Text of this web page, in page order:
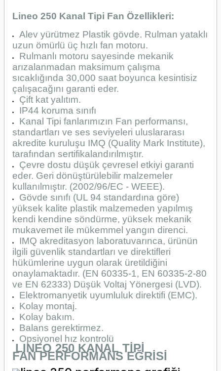
Lineo 250 Kanal Tipi Fan Özellikleri:
Alev yürütmez Plastik gövde. Rulman yataklı
uzun ömürlü üç hızlı fan motoru.
Rulmanlı motoru sayesinde mekanik
arızalanmadan maksimum çalışma
sıcaklığında 30,000 saat boyunca kesintisiz
çalışacağını garanti eder.
Çift kat yalıtım.
IP44 koruma sınıfı
Kanal Tipi fanlarımızın Fan performansı,
standartları ve ses seviyeleri uluslararası
akredite kuruluşu IMQ (Quality Mark Institute),
tarafından sertifikalandırılmıştır.
Çevre dostu düşük çevresel etkiyi garanti
eder. Geri dönüştürülebilir malzemeler
kullanılmıştır. (2002/96/EC - WEEE).
Gövde sınıfı (UL 94 standardına göre)
yüksek kalite plastik malzemeden yapılmış
kendi kendine söndürme, yüksek mekanik
mukavemet ile mükemmel yangın direnci.
IMQ akreditasyon laboratuvarınca, ürünün
ilgili güvenlik standartları ve direktifleri
hükümlerine uygun olarak üretildiğini
onaylamaktadır. (EN 60335-1, EN 60335-2-80
ve EN 62333) Düşük Voltaj Yönergesi (LVD).
Elektromanyetik uyumluluk direktifi (EMC).
Kolay montaj.
Kolay bakım.
Balans gerektirmez.
Opsiyonel hız kontrolü
LINEO 250 KANAL TİPİ
FAN PERFORMANS EĞRİSİ